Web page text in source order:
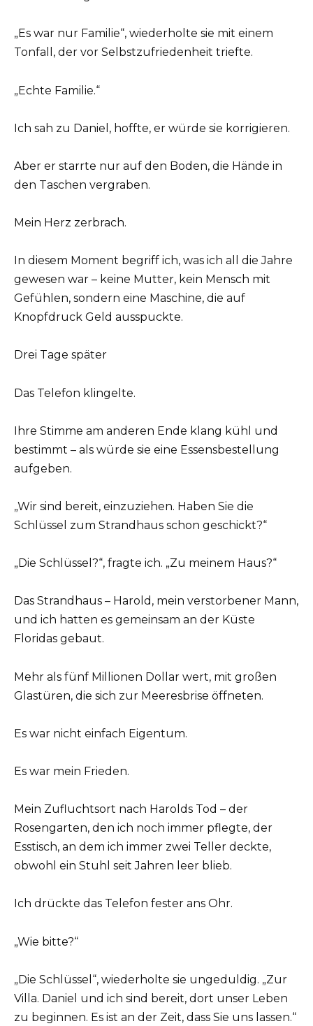
„Es war nur Familie“, wiederholte sie mit einem
Tonfall, der vor Selbstzufriedenheit triefte.
„Echte Familie.“
Ich sah zu Daniel, hoffte, er würde sie korrigieren.
Aber er starrte nur auf den Boden, die Hände in
den Taschen vergraben.
Mein Herz zerbrach.
In diesem Moment begriff ich, was ich all die Jahre
gewesen war – keine Mutter, kein Mensch mit
Gefühlen, sondern eine Maschine, die auf
Knopfdruck Geld ausspuckte.
Drei Tage später
Das Telefon klingelte.
Ihre Stimme am anderen Ende klang kühl und
bestimmt – als würde sie eine Essensbestellung
aufgeben.
„Wir sind bereit, einzuziehen. Haben Sie die
Schlüssel zum Strandhaus schon geschickt?“
„Die Schlüssel?“, fragte ich. „Zu meinem Haus?“
Das Strandhaus – Harold, mein verstorbener Mann,
und ich hatten es gemeinsam an der Küste
Floridas gebaut.
Mehr als fünf Millionen Dollar wert, mit großen
Glastüren, die sich zur Meeresbrise öffneten.
Es war nicht einfach Eigentum.
Es war mein Frieden.
Mein Zufluchtsort nach Harolds Tod – der
Rosengarten, den ich noch immer pflegte, der
Esstisch, an dem ich immer zwei Teller deckte,
obwohl ein Stuhl seit Jahren leer blieb.
Ich drückte das Telefon fester ans Ohr.
„Wie bitte?“
„Die Schlüssel“, wiederholte sie ungeduldig. „Zur
Villa. Daniel und ich sind bereit, dort unser Leben
zu beginnen. Es ist an der Zeit, dass Sie uns lassen.“